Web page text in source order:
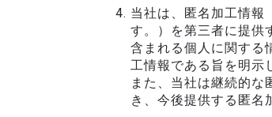
当社は、匿名加工情報
す。）を第三者に提供
含まれる個人に関する
工情報である旨を明示
また、当社は継続的
き、今後提供する匿名